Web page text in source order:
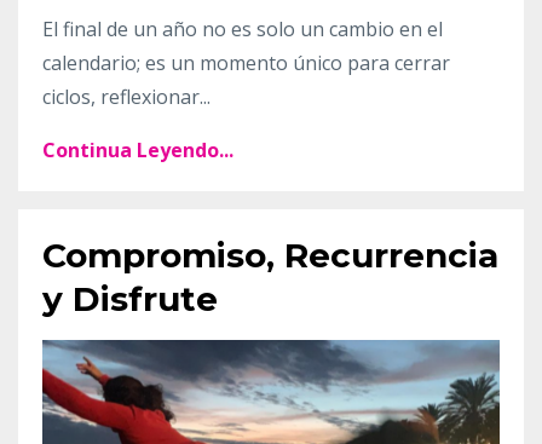
El final de un año no es solo un cambio en el
calendario; es un momento único para cerrar
ciclos, reflexionar...
Continua Leyendo...
Compromiso, Recurrencia
y Disfrute